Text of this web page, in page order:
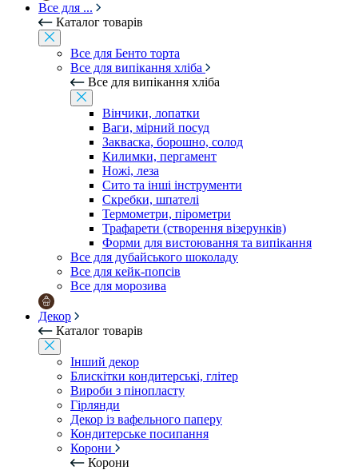
Все для ...
Каталог товарів
Все для Бенто торта
Все для випікання хліба
Все для випікання хліба
Вінчики, лопатки
Ваги, мірний посуд
Закваска, борошно, солод
Килимки, пергамент
Ножі, леза
Сито та інші інструменти
Скребки, шпателі
Термометри, пірометри
Трафарети (створення візерунків)
Форми для вистоювання та випікання
Все для дубайського шоколаду
Все для кейк-попсів
Все для морозива
Декор
Каталог товарів
Інший декор
Блискітки кондитерські, глітер
Вироби з пінопласту
Гірлянди
Декор із вафельного паперу
Кондитерське посипання
Корони
Корони